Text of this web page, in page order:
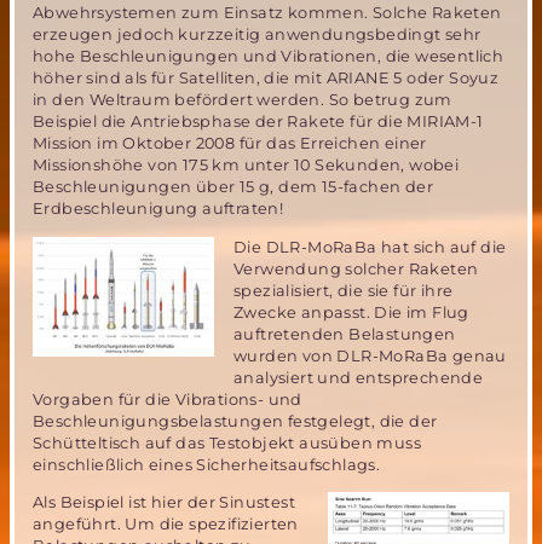
Abwehrsystemen zum Einsatz kommen. Solche Raketen
erzeugen jedoch kurzzeitig anwendungsbedingt sehr
hohe Beschleunigungen und Vibrationen, die wesentlich
höher sind als für Satelliten, die mit ARIANE 5 oder Soyuz
in den Weltraum befördert werden. So betrug zum
Beispiel die Antriebsphase der Rakete für die MIRIAM-1
Mission im Oktober 2008 für das Erreichen einer
Missionshöhe von 175 km unter 10 Sekunden, wobei
Beschleunigungen über 15 g, dem 15-fachen der
Erdbeschleunigung auftraten!
Die DLR-MoRaBa hat sich auf die
Verwendung solcher Raketen
spezialisiert, die sie für ihre
Zwecke anpasst. Die im Flug
auftretenden Belastungen
wurden von DLR-MoRaBa genau
analysiert und entsprechende
Vorgaben für die Vibrations- und
Beschleunigungsbelastungen festgelegt, die der
Schütteltisch auf das Testobjekt ausüben muss
einschließlich eines Sicherheitsaufschlags.
Als Beispiel ist hier der Sinustest
angeführt. Um die spezifizierten